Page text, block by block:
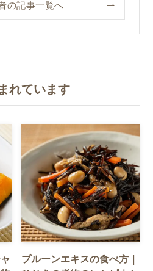
の記事一覧へ
れています
プルーンエキスの食べ方｜